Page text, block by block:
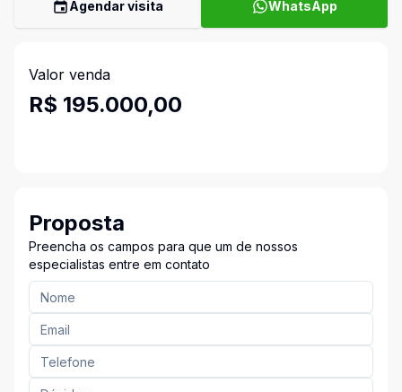
Agendar visita WhatsApp
Valor venda
R$ 195.000,00
Proposta
Preencha os campos para que um de nossos
especialistas entre em contato